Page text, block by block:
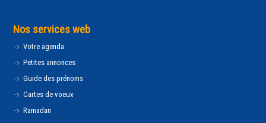
Nos services web
Votre agenda
Petites annonces
Guide des prénoms
Cartes de voeux
Ramadan